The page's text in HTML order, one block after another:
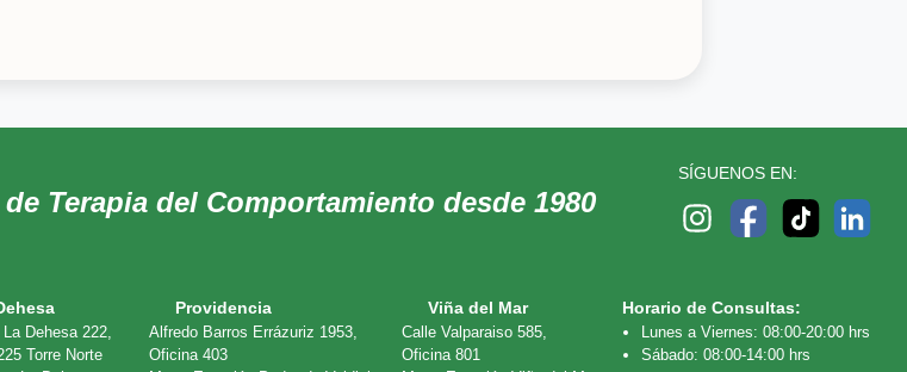
Terapia del Comportamiento desde 1980
SÍGUENOS EN:
Dehesa 222,
Torre Norte
Providencia
Alfredo Barros Errázuriz 1953,
Oficina 403
Viña del Mar
Calle Valparaiso 585,
Oficina 801
Horario de Consultas:
Lunes a Viernes: 08:00-20:00 hrs
Sábado: 08:00-14:00 hrs